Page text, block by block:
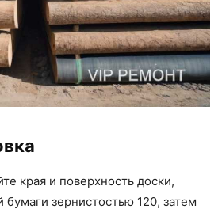
края и поверхность доски,
зернистостью 120, затем